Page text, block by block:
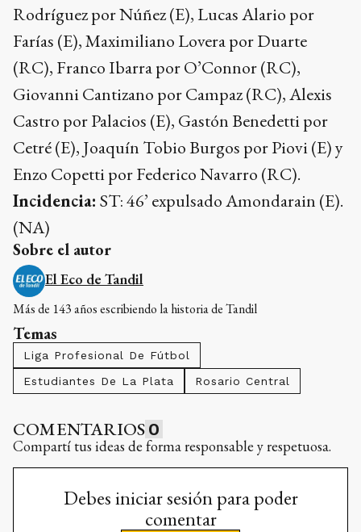
Rodríguez por Núñez (E), Lucas Alario por
Farías (E), Maximiliano Lovera por Duarte
(RC), Franco Ibarra por O’Connor (RC),
Giovanni Cantizano por Campaz (RC), Alexis
Castro por Palacios (E), Gastón Benedetti por
Cetré (E), Joaquín Tobio Burgos por Piovi (E) y
Enzo Copetti por Federico Navarro (RC).
Incidencia: ST: 46’ expulsado Amondarain (E).
(NA)
Sobre el autor
El Eco de Tandil
Más de 143 años escribiendo la historia de Tandil
Temas
Liga Profesional De Fútbol
Estudiantes De La Plata
Rosario Central
COMENTARIOS 0
Compartí tus ideas de forma responsable y respetuosa.
Debes iniciar sesión para poder
comentar